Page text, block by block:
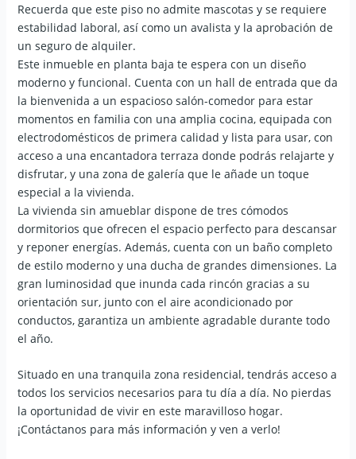
Recuerda que este piso no admite mascotas y se requiere
estabilidad laboral, así como un avalista y la aprobación de
un seguro de alquiler.
Este inmueble en planta baja te espera con un diseño
moderno y funcional. Cuenta con un hall de entrada que da
la bienvenida a un espacioso salón-comedor para estar
momentos en familia con una amplia cocina, equipada con
electrodomésticos de primera calidad y lista para usar, con
acceso a una encantadora terraza donde podrás relajarte y
disfrutar, y una zona de galería que le añade un toque
especial a la vivienda.
La vivienda sin amueblar dispone de tres cómodos
dormitorios que ofrecen el espacio perfecto para descansar
y reponer energías. Además, cuenta con un baño completo
de estilo moderno y una ducha de grandes dimensiones. La
gran luminosidad que inunda cada rincón gracias a su
orientación sur, junto con el aire acondicionado por
conductos, garantiza un ambiente agradable durante todo
el año.
Situado en una tranquila zona residencial, tendrás acceso a
todos los servicios necesarios para tu día a día. No pierdas
la oportunidad de vivir en este maravilloso hogar.
¡Contáctanos para más información y ven a verlo!